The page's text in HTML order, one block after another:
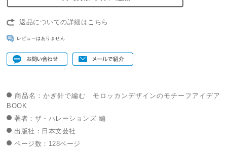
返品についての詳細はこちら
レビューはありません
商品名：かぎ針で編む モロッカンデザインのモチーフアイデア
BOOK
著者：ザ・ハレーションズ 編
出版社：日本文芸社
ページ数：128ページ